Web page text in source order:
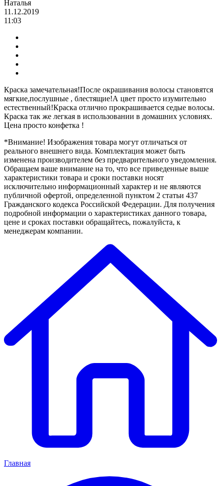
Наталья
11.12.2019
11:03
Краска замечательная!После окрашивания волосы становятся
мягкие,послушные , блестящие!А цвет просто изумительно
естественный!Краска отлично прокрашивается седые волосы.
Краска так же легкая в использовании в домашних условиях.
Цена просто конфетка !
*Внимание! Изображения товара могут отличаться от
реального внешнего вида. Комплектация может быть
изменена производителем без предварительного уведомления.
Обращаем ваше внимание на то, что все приведенные выше
характеристики товара и сроки поставки носят
исключительно информационный характер и не являются
публичной офертой, определенной пунктом 2 статьи 437
Гражданского кодекса Российской Федерации. Для получения
подробной информации о характеристиках данного товара,
цене и сроках поставки обращайтесь, пожалуйста, к
менеджерам компании.
Главная